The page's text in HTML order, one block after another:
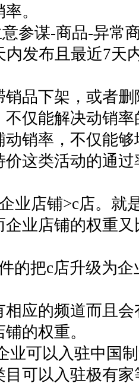
率。
参谋-商品-异常
内发布且最近7天
品下架，或者
不仅能解决动销
动销率，不仅能
价这类活动的通
业店铺>c店。就
业店铺的权重
的把c店升级为
相应的频道而且
铺的权重。
业可以入驻中国
可以入驻极有